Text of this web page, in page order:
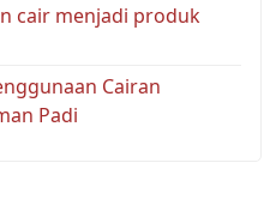
cair menjadi produk
Cairan
Padi